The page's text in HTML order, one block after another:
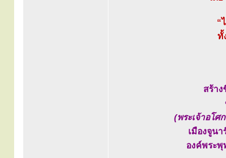
“
ทั้
สร้า
(พระเจ้าอโ
เมืองจูน
องค์พระพุ